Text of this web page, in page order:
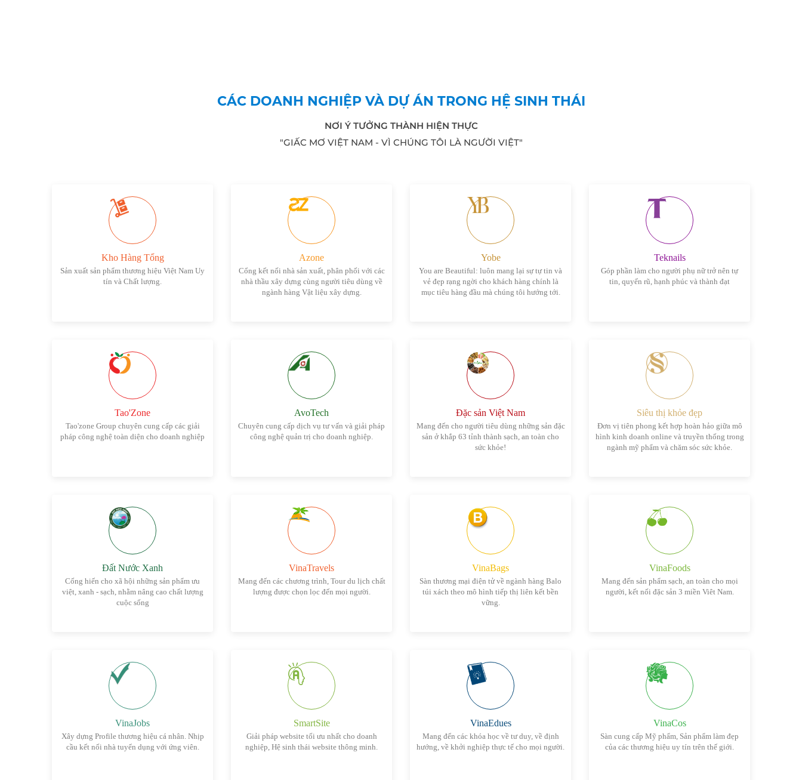
CÁC DOANH NGHIỆP VÀ DỰ ÁN TRONG HỆ SINH THÁI
NƠI Ý TƯỞNG THÀNH HIỆN THỰC
"GIẤC MƠ VIỆT NAM - VÌ CHÚNG TÔI LÀ NGƯỜI VIỆT"
Kho Hàng Tổng
Sản xuất sản phẩm thương hiệu Việt Nam Uy
tín và Chất lượng.
Azone
Cổng kết nối nhà sản xuất, phân phối với các
nhà thầu xây dựng cùng người tiêu dùng về
ngành hàng Vật liệu xây dựng.
Yobe
You are Beautiful: luôn mang lại sự tự tin và
vẻ đẹp rạng ngời cho khách hàng chính là
mục tiêu hàng đầu mà chúng tôi hướng tới.
Teknails
Góp phần làm cho người phụ nữ trở nên tự
tin, quyến rũ, hạnh phúc và thành đạt
Tao'Zone
Tao'zone Group chuyên cung cấp các giải
pháp công nghệ toàn diện cho doanh nghiệp
AvoTech
Chuyên cung cấp dịch vụ tư vấn và giải pháp
công nghệ quản trị cho doanh nghiệp.
Đặc sản Việt Nam
Mang đến cho người tiêu dùng những sản đặc
sản ở khắp 63 tỉnh thành sạch, an toàn cho
sức khỏe!
Siêu thị khỏe đẹp
Đơn vị tiên phong kết hợp hoàn hảo giữa mô
hình kinh doanh online và truyền thống trong
ngành mỹ phẩm và chăm sóc sức khỏe.
Đất Nước Xanh
Cống hiến cho xã hội những sản phẩm ưu
việt, xanh - sạch, nhằm nâng cao chất lượng
cuộc sống
VinaTravels
Mang đến các chương trình, Tour du lịch chất
lượng được chọn lọc đến mọi người.
VinaBags
Sàn thương mại điện tử về ngành hàng Balo
túi xách theo mô hình tiếp thị liên kết bền
vững.
VinaFoods
Mang đến sản phẩm sạch, an toàn cho mọi
người, kết nối đặc sản 3 miền Viêt Nam.
VinaJobs
Xây dựng Profile thương hiệu cá nhân. Nhịp
cầu kết nối nhà tuyển dụng với ứng viên.
SmartSite
Giải pháp website tối ưu nhất cho doanh
nghiệp, Hệ sinh thái website thông minh.
VinaEdues
Mang đến các khóa học về tư duy, về định
hướng, về khởi nghiệp thực tế cho mọi người.
VinaCos
Sàn cung cấp Mỹ phẩm, Sản phẩm làm đẹp
của các thương hiệu uy tín trên thế giới.